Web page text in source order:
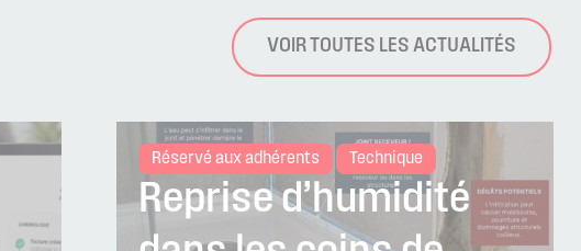
VOIR TOUTES LES ACTUALITÉS
Réservé aux adhérents Technique
Reprise d’humidité